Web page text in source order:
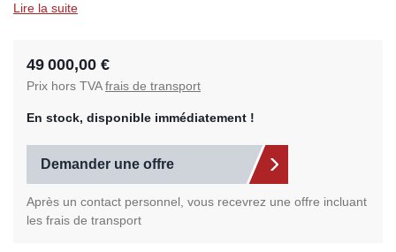
Lire la suite
49 000,00 €
Prix hors TVAfrais de transport
En stock, disponible immédiatement !
Demander une offre
Après un contact personnel, vous recevrez une offre incluant
les frais de transport